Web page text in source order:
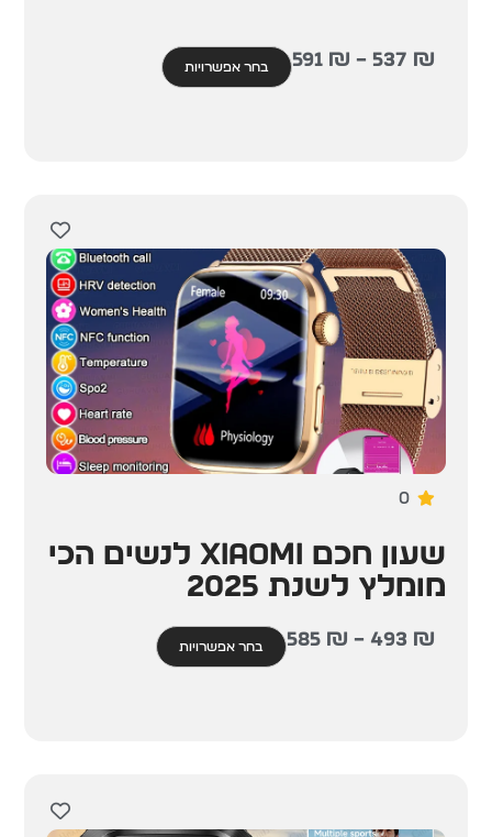
537 ₪
–
591 ₪ בחר אפשרויות
0
שעון חכם XIAOMI לנשים הכי
מומלץ לשנת 2025
493 ₪
–
585 ₪ בחר אפשרויות